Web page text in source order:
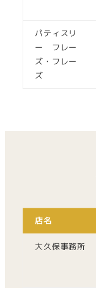
パティスリ
ー フレー
ズ・フレー
ズ
店名
大久保事務所